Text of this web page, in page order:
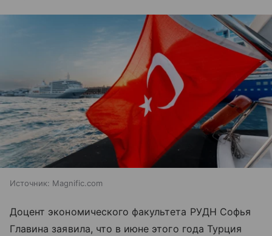
Источник: Magnific.com
Доцент экономического факультета РУДН Софья
Главина заявила, что в июне этого года Турция